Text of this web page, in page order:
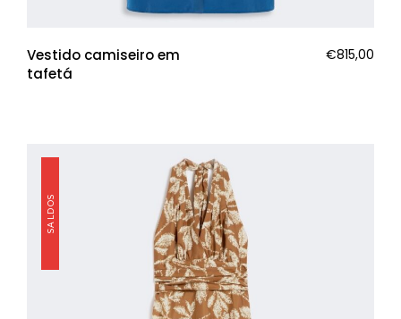
Vestido camiseiro em
tafetá
€815,00
SALDOS